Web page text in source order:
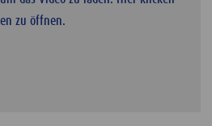
zu öffnen.